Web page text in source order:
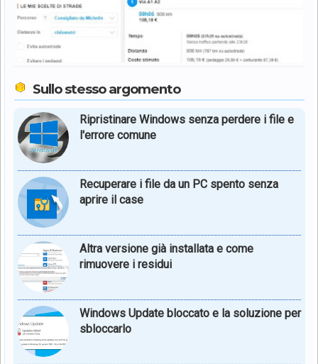
Sullo stesso argomento
Ripristinare Windows senza perdere i file e
l'errore comune
Recuperare i file da un PC spento senza
aprire il case
Altra versione già installata e come
rimuovere i residui
Windows Update bloccato e la soluzione per
sbloccarlo